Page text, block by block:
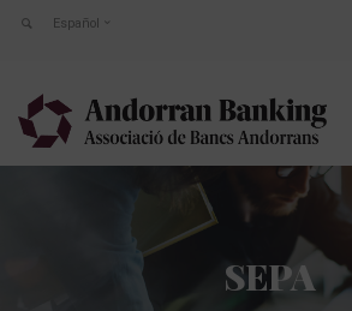
Español
SEPA